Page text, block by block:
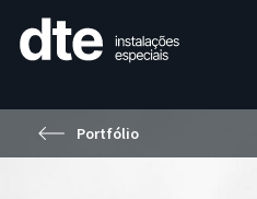
Portfólio